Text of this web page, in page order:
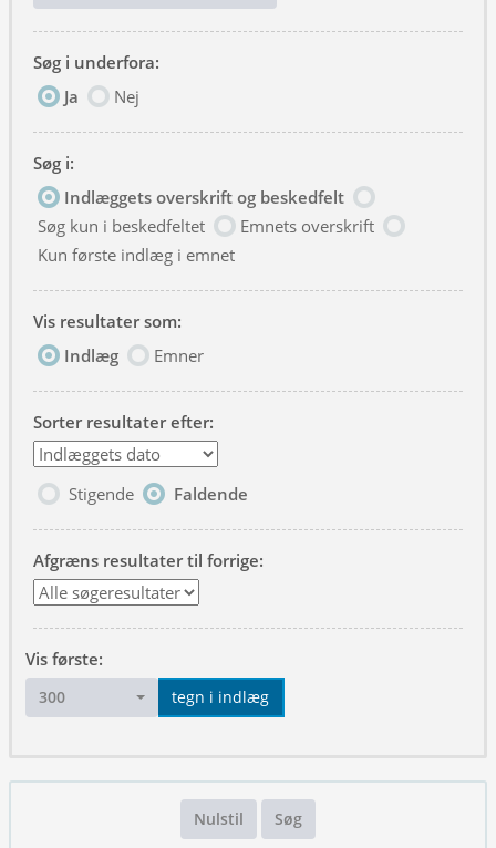
Søg i underfora:
Ja
Nej
Søg i:
Indlæggets overskrift og beskedfelt
Søg kun i beskedfeltet
Emnets overskrift
Kun første indlæg i emnet
Vis resultater som:
Indlæg
Emner
Sorter resultater efter:
Stigende Faldende
Afgræns resultater til forrige:
Vis første:
300 tegn i indlæg
Nulstil Søg